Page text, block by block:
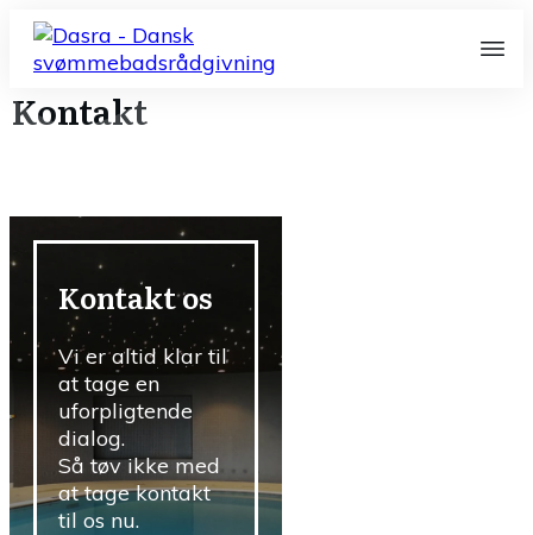
Kontakt
Kontakt os
Vi er altid klar til
at tage en
uforpligtende
dialog.
Så tøv ikke med
at tage kontakt
til os nu.